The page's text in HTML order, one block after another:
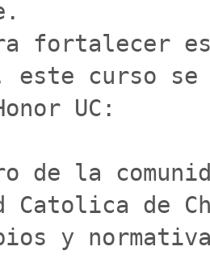
fortalecer
curso se
UC:
de la
Catolica de
y